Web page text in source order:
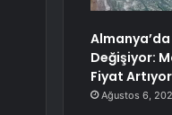
Değişiyor:
Fiyat Artıyor
Ağustos 6,